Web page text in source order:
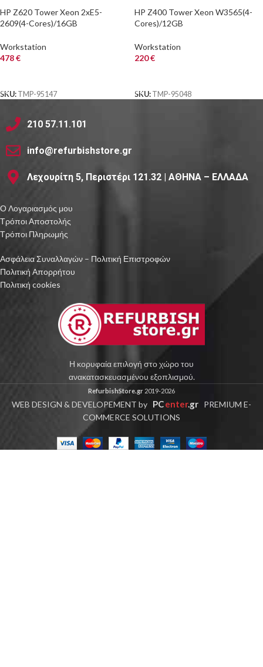
HP Z620 Tower Xeon 2xE5-
2609(4-Cores)/16GB
1GB/DVD/7P Grade A+
Workstation Refurb
Workstation
478€
SKU: TMP-95147
HP Z400 Tower Xeon W3565(4-
Cores)/12GB
1GB/7PGrade A+ Workstation
Refurbished PC
Workstation
220€
SKU: TMP-95048
210 57.11.101
info@refurbishstore.gr
Λεχουρίτη 5, Περιστέρι 121.32 | ΑΘΗΝΑ – ΕΛΛΑΔΑ
Ο Λογαριασμός μου
Τρόποι Αποστολής
Τρόποι Πληρωμής
Ασφάλεια Συναλλαγών – Πολιτική Επιστροφών
Πολιτική Απορρήτου
Πολιτική cookies
Η κορυφαία επιλογή στο χώρο του
ανακατασκευασμένου εξοπλισμού.
RefurbishStore.gr 2019-2026
WEB DESIGN & DEVELOPEMENT by PCenter.gr PREMIUM E-
COMMERCE SOLUTIONS